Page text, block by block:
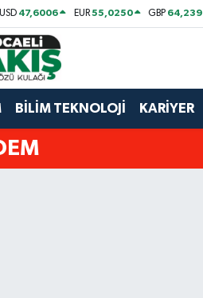
USD 47,6006 EUR55,0250 GBP
BİLİM TEKNOLOJİ KARİYER
Haritası